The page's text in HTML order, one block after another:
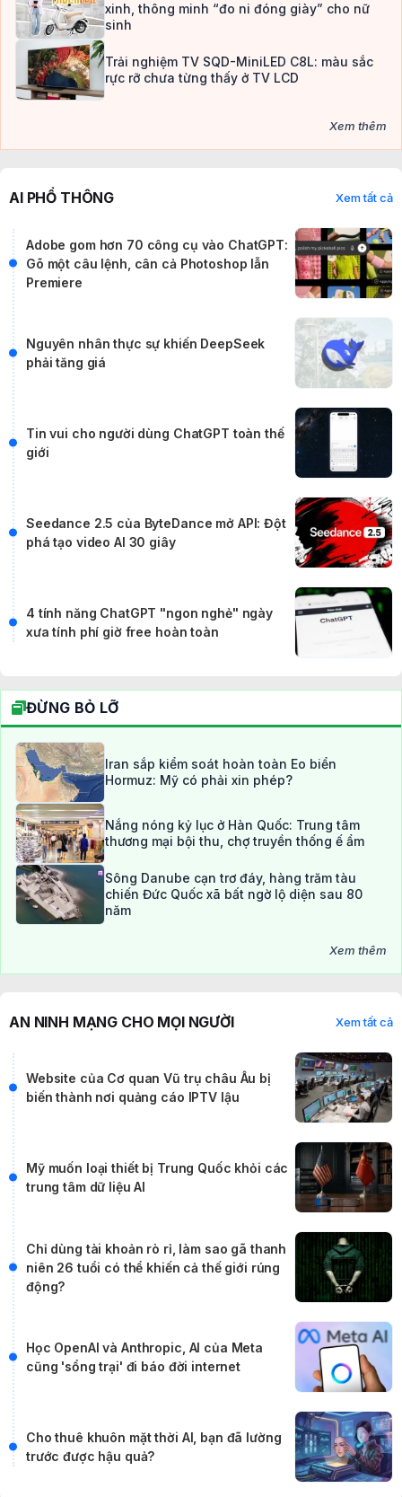
Tại sao nam giới thời phong kiến luôn
muốn lấy vợ trẻ chỉ mới 14, 15 tuổi?
From Beijing with Love ✔
Cắt bỏ tinh hoàn để sinh con trai và
những mẹo “điên rồ” để thỏa mãn “cơn
khát” quý tử
2 năm trước
Vì sao phải tắt đèn, mở rèm cửa sổ khi
máy bay hạ cánh, không cần biết đang
đêm hay ngày?
VNR Content
Đây là lí do vì sao bạn nên cho trẻ ra
ngoài giao tiếp xã hội nhiều hơn, thay
vì “giữ khư khư” ở nhà
2 năm trước